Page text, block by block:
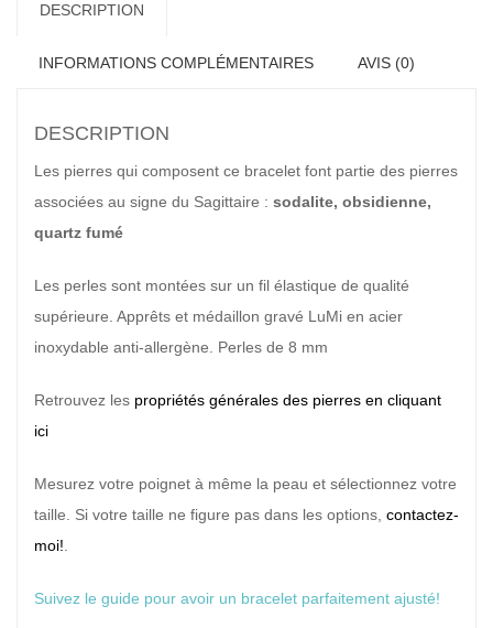
DESCRIPTION
INFORMATIONS COMPLÉMENTAIRES AVIS (0)
DESCRIPTION
Les pierres qui composent ce bracelet font partie des pierres
associées au signe du Sagittaire : sodalite, obsidienne,
quartz fumé
Les perles sont montées sur un fil élastique de qualité
supérieure. Apprêts et médaillon gravé LuMi en acier
inoxydable anti-allergène. Perles de 8 mm
Retrouvez les propriétés générales des pierres en cliquant
ici
Mesurez votre poignet à même la peau et sélectionnez votre
taille. Si votre taille ne figure pas dans les options, contactez-
moi!.
Suivez le guide pour avoir un bracelet parfaitement ajusté!